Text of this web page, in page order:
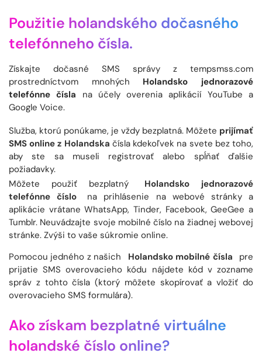
Použitie holandského dočasného
telefónneho čísla.
Získajte dočasné SMS správy z tempsmss.com
prostredníctvom mnohých Holandsko jednorazové
telefónne čísla na účely overenia aplikácií YouTube a
Google Voice.
Služba, ktorú ponúkame, je vždy bezplatná. Môžete prijímať
SMS online z Holandska čísla kdekoľvek na svete bez toho,
aby ste sa museli registrovať alebo spĺňať ďalšie
požiadavky.
Môžete použiť bezplatný
Holandsko jednorazové
telefónne číslo
na prihlásenie na webové stránky a
aplikácie vrátane WhatsApp, Tinder, Facebook, GeeGee a
Tumblr. Neuvádzajte svoje mobilné číslo na žiadnej webovej
stránke. Zvýši to vaše súkromie online.
Pomocou jedného z našich
Holandsko mobilné čísla
pre
prijatie SMS overovacieho kódu nájdete kód v zozname
správ z tohto čísla (ktorý môžete skopírovať a vložiť do
overovacieho SMS formulára).
Ako získam bezplatné virtuálne
holandské číslo online?